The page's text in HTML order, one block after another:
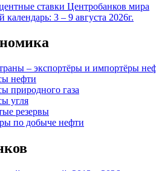
ставки Центробанков мира
3 – 9 августа 2026г.
– экспортёры и импортёры
нефти
природного газа
угля
резервы
по добыче нефти